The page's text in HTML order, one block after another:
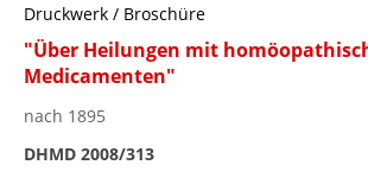
Druckwerk / Broschüre
"Über Heilungen mit
Medicamenten"
nach 1895
DHMD 2008/313